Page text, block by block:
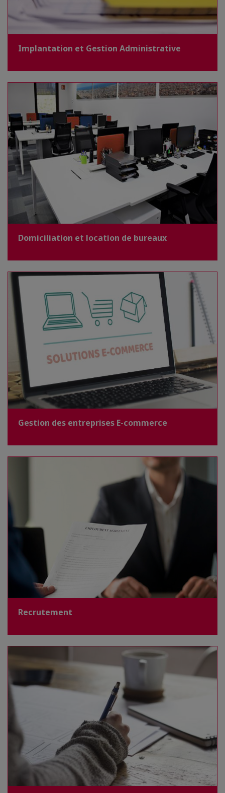
Implantation et Gestion Administrative
Domiciliation et location de bureaux
Gestion des entreprises E-commerce
Recrutement